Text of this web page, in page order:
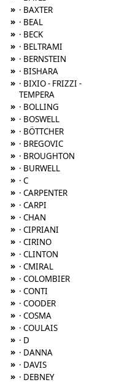
» · BAXTER
» · BEAL
» · BECK
» · BELTRAMI
» · BERNSTEIN
» · BISHARA
» · BIXIO - FRIZZI -
TEMPERA
» · BOLLING
» · BOSWELL
» · BÖTTCHER
» · BREGOVIC
» · BROUGHTON
» · BURWELL
» · C
» · CARPENTER
» · CARPI
» · CHAN
» · CIPRIANI
» · CIRINO
» · CLINTON
» · CMIRAL
» · COLOMBIER
» · CONTI
» · COODER
» · COSMA
» · COULAIS
» · D
» · DANNA
» · DAVIS
» · DEBNEY